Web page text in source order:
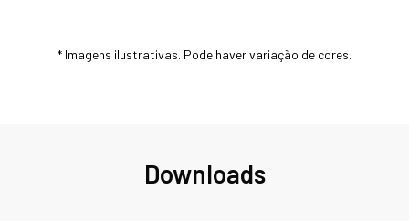
* Imagens ilustrativas. Pode haver variação de cores.
Downloads